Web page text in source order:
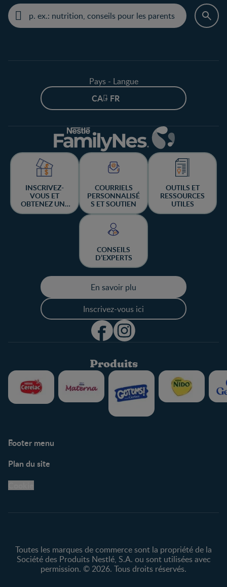
Pays - Langue
CA - FR
INSCRIVEZ-
VOUS ET
OBTENEZ UNE
CHANCE DE
COURRIELS
PERSONNALISÉ
S ET SOUTIEN
OUTILS ET
RESSOURCES
UTILES
CONSEILS
D’EXPERTS
En savoir plu
Inscrivez-vous ici
Produits
Footer menu
Centre de soutien
Avis légaux
Protection des
Plan du site
Toutes les marques de commerce sont la propriété de la
Société des Produits Nestlé, S.A. ou sont utilisées avec
permission. © 2026. Tous droits réservés.